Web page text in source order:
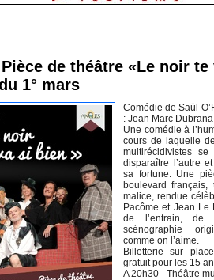
de théâtre «Le noir te
1° mars
Comédie de Saül
: Jean Marc
Une comédie à
cours de laquelle
multirécidivistes
disparaître l’autre
sa fortune. Une
boulevard
malice, rendue
Pacôme et Jean Le
de l’entrain, de
scénographie
comme on l’aime.
Billetterie sur
gratuit pour les 15
A 20h30 - Théâtre